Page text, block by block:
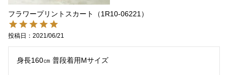
フラワープリントスカート（1R10-06221）
投稿日 2021/06/21
身長160㎝ 普段着用Mサイズ